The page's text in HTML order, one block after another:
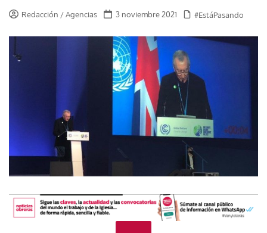
Redacción / Agencias 3 noviembre 2021 #EstáPasando